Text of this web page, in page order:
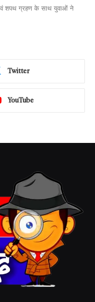
एवं शपथ ग्रहण के साथ युवाओं ने
Twitter
YouTube